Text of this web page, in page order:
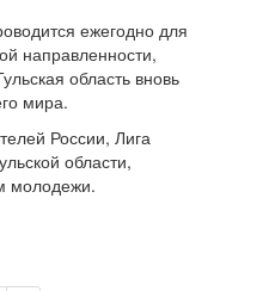
ежегодно для
направленности,
область вновь
мира.
России, Лига
области,
молодежи.